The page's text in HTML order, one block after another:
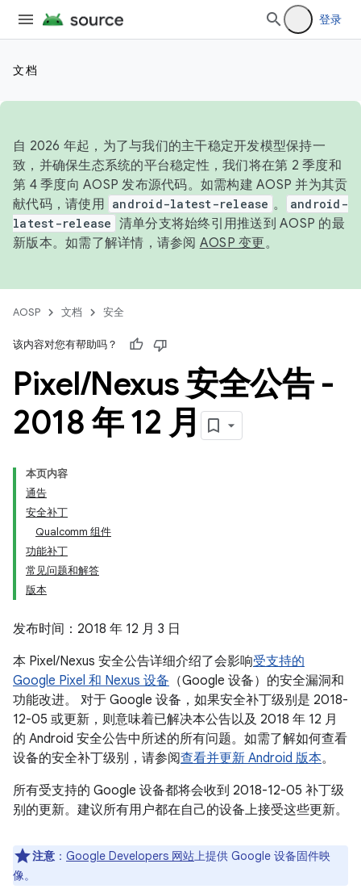
登录
文档
自 2026 年起，为了与我们的主干稳定开发模型保持一
致，并确保生态系统的平台稳定性，我们将在第 2 季度和
第 4 季度向 AOSP 发布源代码。如需构建 AOSP 并为其贡
献代码，请使用 android-latest-release 。
android-
latest-release 清单分支将始终引用推送到 AOSP 的最
新版本。如需了解详情，请参阅 AOSP 变更。
AOSP 文档 安全
该内容对您有帮助吗？
Pixel/Nexus 安全公告 -
2018 年 12 月
本页内容
通告
安全补丁
Qualcomm 组件
功能补丁
常见问题和解答
版本
发布时间：2018 年 12 月 3 日
本 Pixel/Nexus 安全公告详细介绍了会影响受支持的
Google Pixel 和 Nexus 设备 （Google 设备）的安全漏洞和
功能改进。 对于 Google 设备，如果安全补丁级别是 2018-
12-05 或更新，则意味着已解决本公告以及 2018 年 12 月
的 Android 安全公告中所述的所有问题。如需了解如何查看
设备的安全补丁级别，请参阅查看并更新 Android 版本。
所有受支持的 Google 设备都将会收到 2018-12-05 补丁级
别的更新。建议所有用户都在自己的设备上接受这些更新。
注意 ： Google Developers 网站上提供 Google 设备固件映
像。